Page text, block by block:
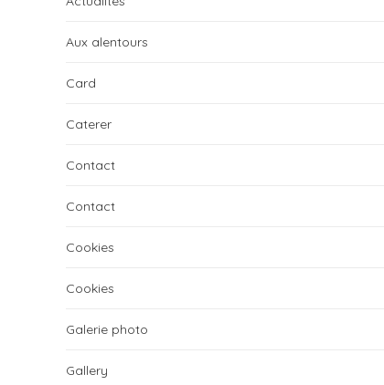
Aux alentours
Card
Caterer
Contact
Contact
Cookies
Cookies
Galerie photo
Gallery